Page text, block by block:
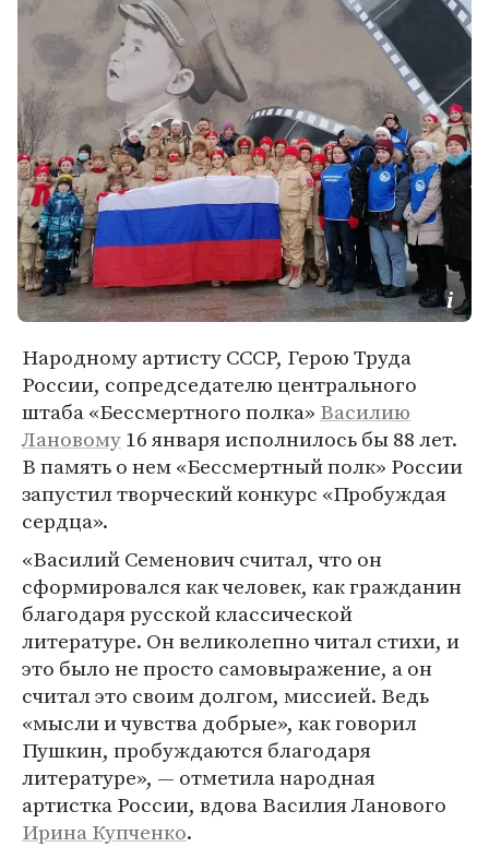
Народному артисту СССР, Герою Труда
России, сопредседателю центрального
штаба «Бессмертного полка» Василию
Лановому16 января исполнилось бы 88 лет.
В память о нем «Бессмертный полк» России
запустил творческий конкурс «Пробуждая
сердца».
«Василий Семенович считал, что он
сформировался как человек, как гражданин
благодаря русской классической
литературе. Он великолепно читал стихи, и
это было не просто самовыражение, а он
считал это своим долгом, миссией. Ведь
«мысли и чувства добрые», как говорил
Пушкин, пробуждаются благодаря
литературе», — отметила народная
артистка России, вдова Василия Ланового
Ирина Купченко.